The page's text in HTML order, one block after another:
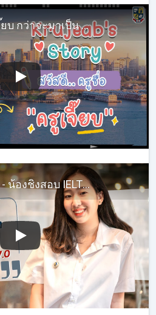
ทำความรู้จักกับครูเจี๊ยบ กว่าจะมาเป็น KruJeab InterHub ในทุกวันนี้ ต้องผ่านอะไรบ้าง #ครูเจี๊ยบIELTS
เรียน IELTS ที่ไหนดี? - น้องชิงสอบ IELTSได้ Band 7!! - รีวิวเรียนภาษาอังกฤษติวสอบ IELTS กับครูเจี๊ยบ